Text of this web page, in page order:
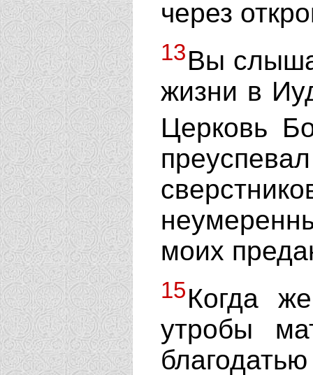
через
13Вы
жизни в
Церковь
моих
15Когда
утробы